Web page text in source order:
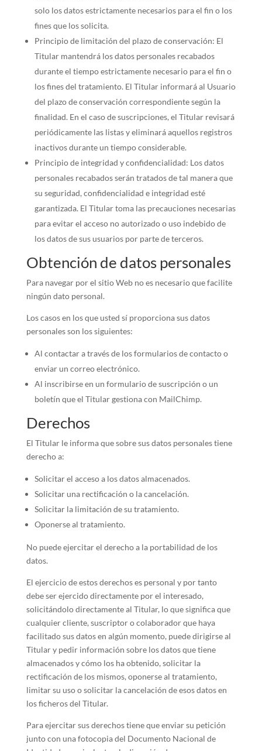
solo los datos estrictamente necesarios para el fin o los
fines que los solicita.
Principio de limitación del plazo de conservación: El
Titular mantendrá los datos personales recabados
durante el tiempo estrictamente necesario para el fin o
los fines del tratamiento. El Titular informará al Usuario
del plazo de conservación correspondiente según la
finalidad. En el caso de suscripciones, el Titular revisará
periódicamente las listas y eliminará aquellos registros
inactivos durante un tiempo considerable.
Principio de integridad y confidencialidad: Los datos
personales recabados serán tratados de tal manera que
su seguridad, confidencialidad e integridad esté
garantizada. El Titular toma las precauciones necesarias
para evitar el acceso no autorizado o uso indebido de
los datos de sus usuarios por parte de terceros.
Obtención de datos personales
Para navegar por el sitio Web no es necesario que facilite
ningún dato personal.
Los casos en los que usted sí proporciona sus datos
personales son los siguientes:
Al contactar a través de los formularios de contacto o
enviar un correo electrónico.
Al inscribirse en un formulario de suscripción o un
boletín que el Titular gestiona con MailChimp.
Derechos
El Titular le informa que sobre sus datos personales tiene
derecho a:
Solicitar el acceso a los datos almacenados.
Solicitar una rectificación o la cancelación.
Solicitar la limitación de su tratamiento.
Oponerse al tratamiento.
No puede ejercitar el derecho a la portabilidad de los
datos.
El ejercicio de estos derechos es personal y por tanto
debe ser ejercido directamente por el interesado,
solicitándolo directamente al Titular, lo que significa que
cualquier cliente, suscriptor o colaborador que haya
facilitado sus datos en algún momento, puede dirigirse al
Titular y pedir información sobre los datos que tiene
almacenados y cómo los ha obtenido, solicitar la
rectificación de los mismos, oponerse al tratamiento,
limitar su uso o solicitar la cancelación de esos datos en
los ficheros del Titular.
Para ejercitar sus derechos tiene que enviar su petición
junto con una fotocopia del Documento Nacional de